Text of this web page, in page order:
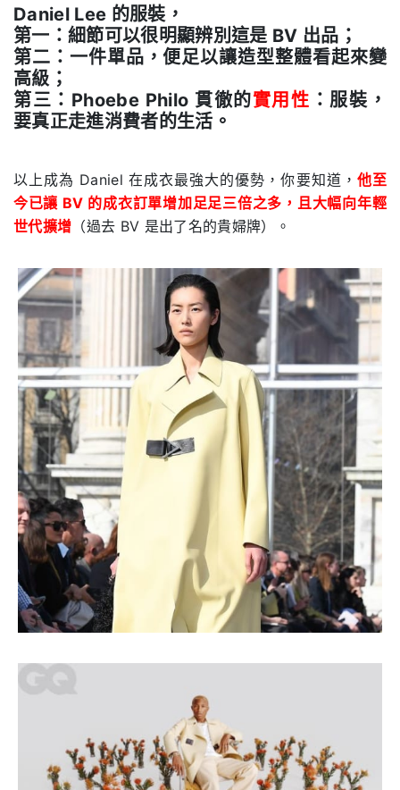
Daniel Lee 的服裝，
第一：細節可以很明顯辨別這是 BV 出品；
第二：一件單品，便足以讓造型整體看起來變
高級；
第三：Phoebe Philo 貫徹的實用性 ：服裝，
要真正走進消費者的生活。
以上成為 Daniel 在成衣最強大的優勢，你要知道， 他至
今已讓 BV 的成衣訂單增加足足三倍之多，且大幅向年輕
世代擴增 （過去 BV 是出了名的貴婦牌）。